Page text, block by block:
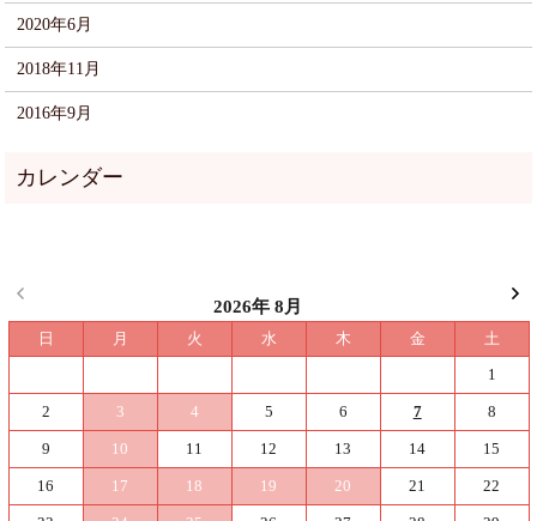
2020年6月
2018年11月
2016年9月
2026年 8月
日 月 火 水 木 金
土
1
2 3 4 5 6 7 8
9 10 11 12 13 14 15
16 17 18 19 20 21 22